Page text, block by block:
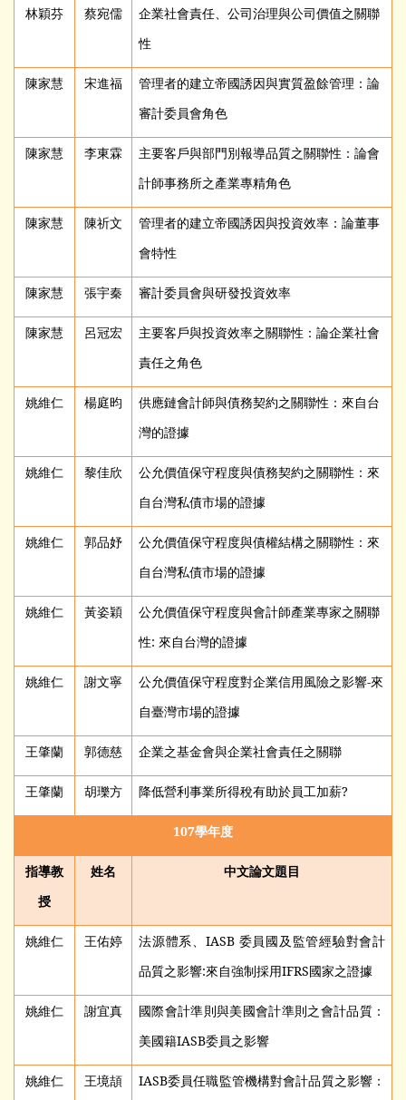
林穎芬 蔡宛儒
企業社會責任、公司治理與公司價值之關聯
性
陳家慧 宋進福
管理者的建立帝國誘因與實質盈餘管理：論
審計委員會角色
陳家慧 李東霖
主要客戶與部門別報導品質之關聯性：論會
計師事務所之產業專精角色
陳家慧 陳祈文
管理者的建立帝國誘因與投資效率：論董事
會特性
陳家慧 張宇秦 審計委員會與研發投資效率
陳家慧 呂冠宏
主要客戶與投資效率之關聯性：論企業社會
責任之角色
姚維仁 楊庭昀
供應鏈會計師與債務契約之關聯性：來自台
灣的證據
姚維仁 黎佳欣
公允價值保守程度與債務契約之關聯性：來
自台灣私債市場的證據
姚維仁 郭品妤
公允價值保守程度與債權結構之關聯性：來
自台灣私債市場的證據
姚維仁 黃姿穎
公允價值保守程度與會計師產業專家之關聯
性: 來自台灣的證據
姚維仁 謝文寧
公允價值保守程度對企業信用風險之影響-來
自臺灣市場的證據
王肇蘭 郭德慈 企業之基金會與企業社會責任之關聯
王肇蘭 胡瓅方 降低營利事業所得稅有助於員工加薪?
107學年度
指導教
授
姓名 中文論文題目
姚維仁 王佑婷
法源體系、IASB 委員國及監管經驗對會計
品質之影響:來自強制採用IFRS國家之證據
姚維仁 謝宜真
國際會計準則與美國會計準則之會計品質：
美國籍IASB委員之影響
姚維仁 王境頡 IASB委員任職監管機構對會計品質之影響：